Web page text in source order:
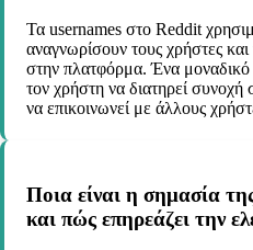
Τα usernames στο Reddit
αναγνωρίσουν τους χρήστες
στην πλατφόρμα. Ένα μοναδικό
τον χρήστη να διατηρεί
να επικοινωνεί με άλλους
Ποια είναι η σημασία
και πώς επηρεάζει την